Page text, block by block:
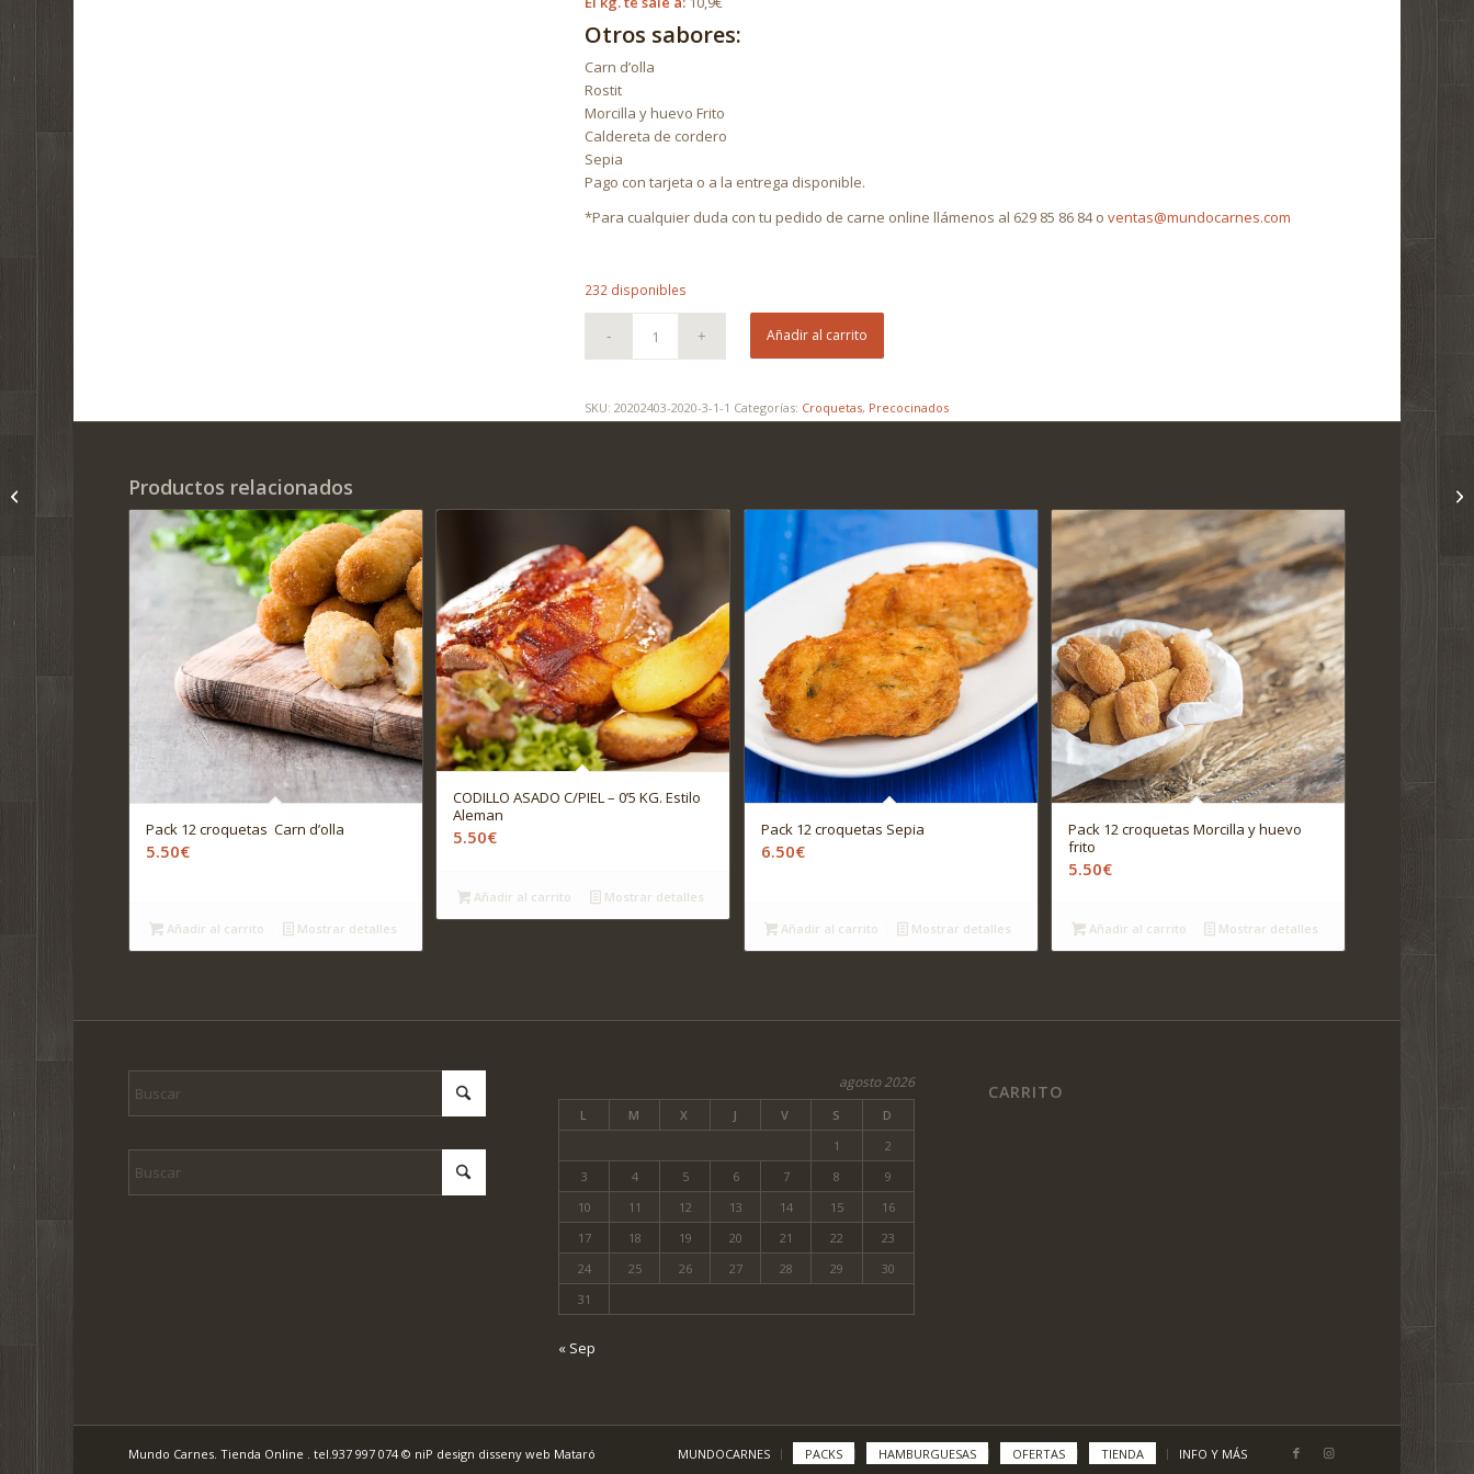
Otros sabores:
Carn d’olla
Rostit
Morcilla y huevo Frito
Caldereta de cordero
Sepia
Pago con tarjeta o a la entrega disponible.
*Para cualquier duda con tu pedido de carne online llámenos al 629 85 86 84 oventas@mundocarnes.com
232 disponibles
Añadir al carrito
SKU:20202403-2020-3-1-1 Categorías: Croquetas, Precocinados
Productos relacionados
Pack 12 croquetas Carn d’olla
5.50€
Añadir al carrito Mostrar detalles
CODILLO ASADO C/PIEL – 0’5 KG. Estilo
Aleman
5.50€
Añadir al carrito Mostrar detalles
Pack 12 croquetas Sepia
6.50€
Añadir al carrito Mostrar detalles
Pack 12 croquetas Morcilla y huevo
frito
5.50€
Añadir al carrito Mostrar detalles
agosto 2026
L M X J V S
D
1
2
3
4 5 6 7 8
9
10
11 12 13 14 15
16
17
18 19 20 21 22
23
24
25 26 27 28 29
30
31
« Sep
CARRITO
Mundo Carnes. Tienda Online . tel.937 997 074© niP design disseny web Mataró MUNDOCARNES PACKS HAMBURGUESAS OFERTAS TIENDA INFO Y MÁS
Pack 12 croquetas